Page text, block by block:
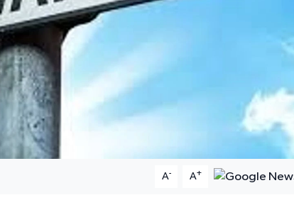
A- A+